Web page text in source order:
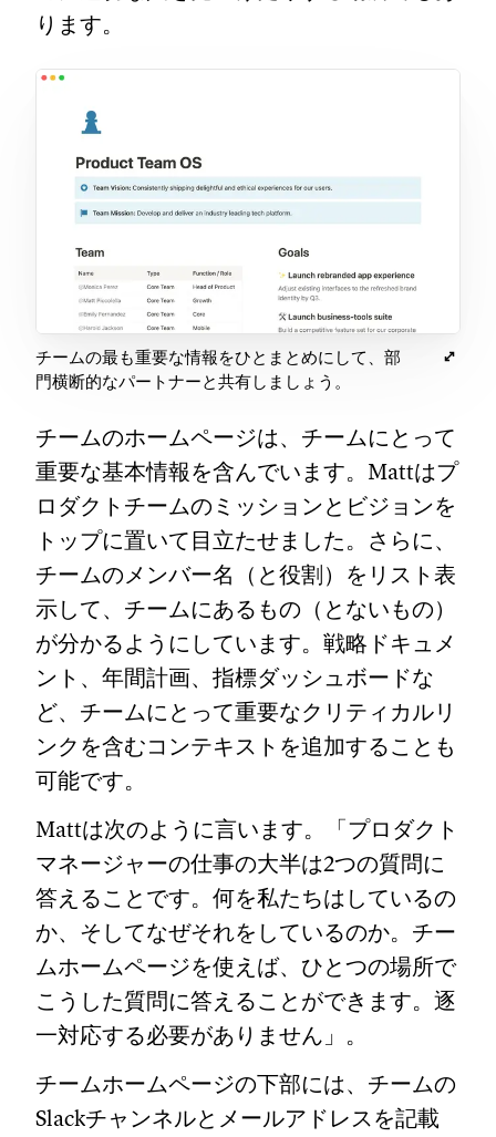
ります。
チームの最も重要な情報をひとまとめにして、部
門横断的なパートナーと共有しましょう。
チームのホームページは、チームにとって
重要な基本情報を含んでいます。Mattはプ
ロダクトチームのミッションとビジョンを
トップに置いて目立たせました。さらに、
チームのメンバー名（と役割）をリスト表
示して、チームにあるもの（とないもの）
が分かるようにしています。戦略ドキュメ
ント、年間計画、指標ダッシュボードな
ど、チームにとって重要なクリティカルリ
ンクを含むコンテキストを追加することも
可能です。
Mattは次のように言います。「プロダクト
マネージャーの仕事の大半は2つの質問に
答えることです。何を私たちはしているの
か、そしてなぜそれをしているのか。チー
ムホームページを使えば、ひとつの場所で
こうした質問に答えることができます。逐
一対応する必要がありません」。
チームホームページの下部には、チームの
Slackチャンネルとメールアドレスを記載